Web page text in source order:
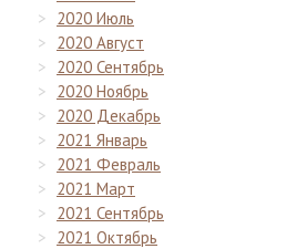
2020 Июль
2020 Август
2020 Сентябрь
2020 Ноябрь
2020 Декабрь
2021 Январь
2021 Февраль
2021 Март
2021 Сентябрь
2021 Октябрь